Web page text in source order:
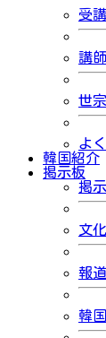
受
講
世
よ
韓国紹介
掲示板
掲
文
報
韓